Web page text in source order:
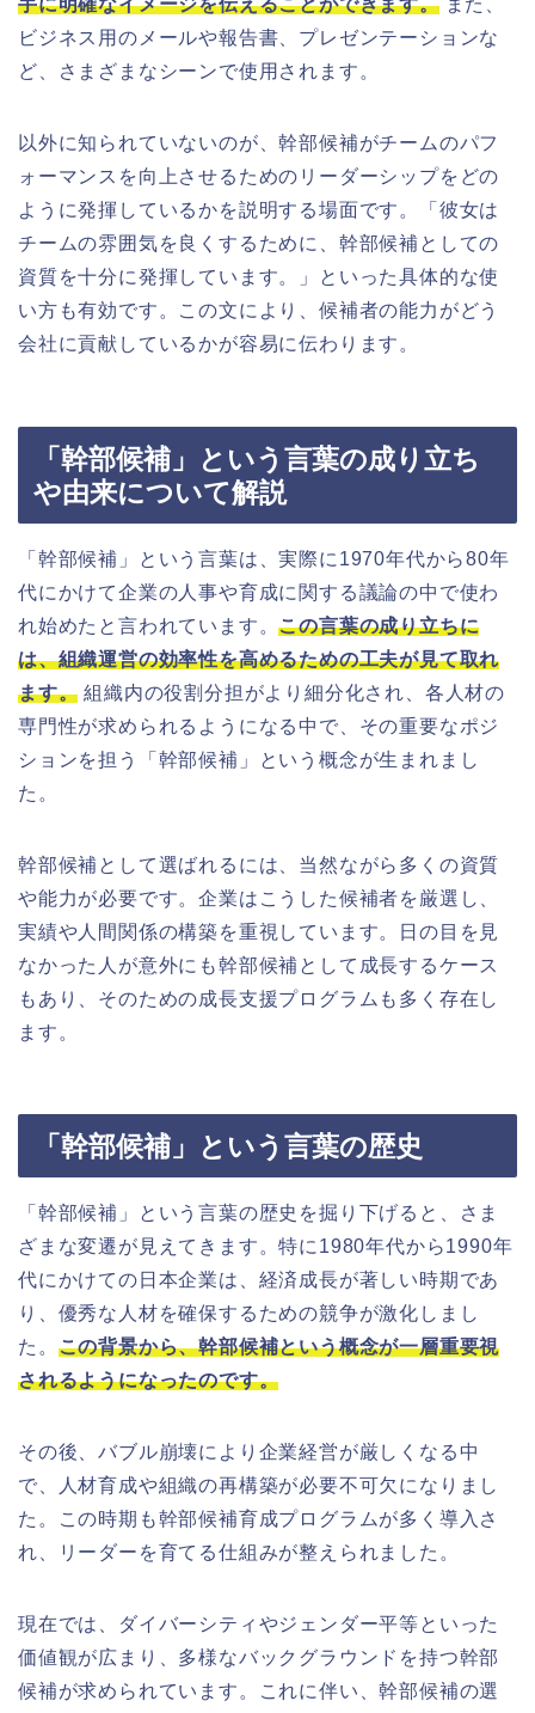
手に明確なイメージを伝えることができます。また、
ビジネス用のメールや報告書、プレゼンテーションな
ど、さまざまなシーンで使用されます。
以外に知られていないのが、幹部候補がチームのパフ
ォーマンスを向上させるためのリーダーシップをどの
ように発揮しているかを説明する場面です。「彼女は
チームの雰囲気を良くするために、幹部候補としての
資質を十分に発揮しています。」といった具体的な使
い方も有効です。この文により、候補者の能力がどう
会社に貢献しているかが容易に伝わります。
「幹部候補」という言葉の成り立ち
や由来について解説
「幹部候補」という言葉は、実際に1970年代から80年
代にかけて企業の人事や育成に関する議論の中で使わ
れ始めたと言われています。この言葉の成り立ちに
は、組織運営の効率性を高めるための工夫が見て取れ
ます。 組織内の役割分担がより細分化され、各人材の
専門性が求められるようになる中で、その重要なポジ
ションを担う「幹部候補」という概念が生まれまし
た。
幹部候補として選ばれるには、当然ながら多くの資質
や能力が必要です。企業はこうした候補者を厳選し、
実績や人間関係の構築を重視しています。日の目を見
なかった人が意外にも幹部候補として成長するケース
もあり、そのための成長支援プログラムも多く存在し
ます。
「幹部候補」という言葉の歴史
「幹部候補」という言葉の歴史を掘り下げると、さま
ざまな変遷が見えてきます。特に1980年代から1990年
代にかけての日本企業は、経済成長が著しい時期であ
り、優秀な人材を確保するための競争が激化しまし
た。 この背景から、幹部候補という概念が一層重要視
されるようになったのです。
その後、バブル崩壊により企業経営が厳しくなる中
で、人材育成や組織の再構築が必要不可欠になりまし
た。この時期も幹部候補育成プログラムが多く導入さ
れ、リーダーを育てる仕組みが整えられました。
現在では、ダイバーシティやジェンダー平等といった
価値観が広まり、多様なバックグラウンドを持つ幹部
候補が求められています。これに伴い、幹部候補の選